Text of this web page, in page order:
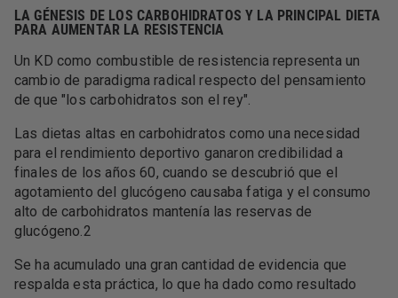
LA GÉNESIS DE LOS CARBOHIDRATOS Y LA PRINCIPAL DIETA
PARA AUMENTAR LA RESISTENCIA
Un KD como combustible de resistencia representa un
cambio de paradigma radical respecto del pensamiento
de que "los carbohidratos son el rey".
Las dietas altas en carbohidratos como una necesidad
para el rendimiento deportivo ganaron credibilidad a
finales de los años 60, cuando se descubrió que el
agotamiento del glucógeno causaba fatiga y el consumo
alto de carbohidratos mantenía las reservas de
glucógeno.2
Se ha acumulado una gran cantidad de evidencia que
respalda esta práctica, lo que ha dado como resultado